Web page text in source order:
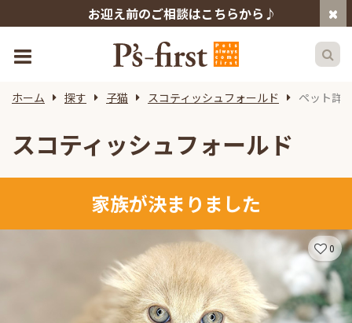
お迎え前のご相談はこちらから♪
ホーム 探す 子猫 スコティッシュフォールド ペット詳
スコティッシュフォールド
家族が決まりました
0